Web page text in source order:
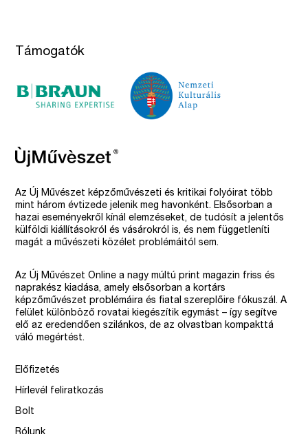
Támogatók
Az Új Művészet képzőművészeti és kritikai folyóirat több
mint három évtizede jelenik meg havonként. Elsősorban a
hazai eseményekről kínál elemzéseket, de tudósít a jelentős
külföldi kiállításokról és vásárokról is, és nem függetleníti
magát a művészeti közélet problémáitól sem.
Az Új Művészet Online a nagy múltú print magazin friss és
naprakész kiadása, amely elsősorban a kortárs
képzőművészet problémáira és fiatal szereplőire fókuszál. A
felület különböző rovatai kiegészítik egymást – így segítve
elő az eredendően szilánkos, de az olvastban kompakttá
váló megértést.
Előfizetés
Hírlevél feliratkozás
Bolt